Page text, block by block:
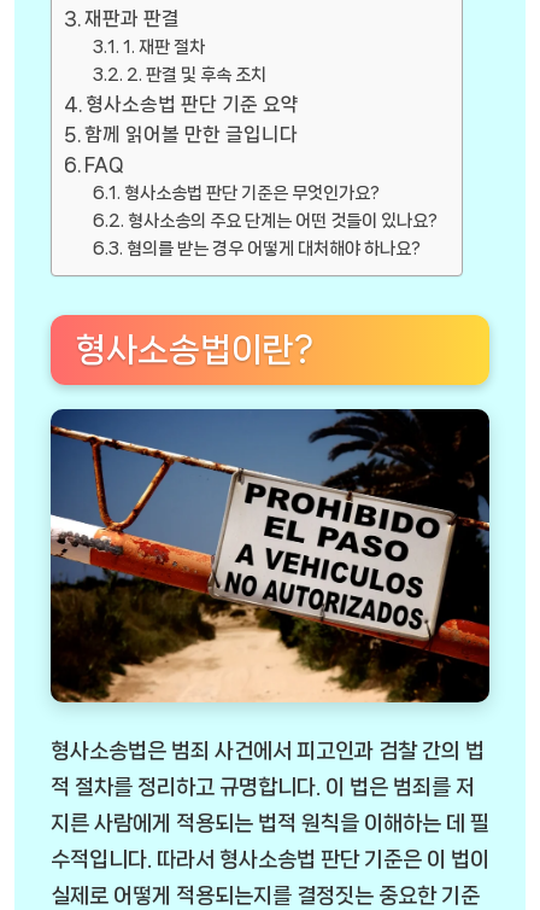
재판과 판결
1. 재판 절차
2. 판결 및 후속 조치
형사소송법 판단 기준 요약
함께 읽어볼 만한 글입니다
FAQ
형사소송법 판단 기준은 무엇인가요?
형사소송의 주요 단계는 어떤 것들이 있나요?
혐의를 받는 경우 어떻게 대처해야 하나요?
형사소송법이란?
형사소송법은 범죄 사건에서 피고인과 검찰 간의 법
적 절차를 정리하고 규명합니다. 이 법은 범죄를 저
지른 사람에게 적용되는 법적 원칙을 이해하는 데 필
수적입니다. 따라서 형사소송법 판단 기준은 이 법이
실제로 어떻게 적용되는지를 결정짓는 중요한 기준